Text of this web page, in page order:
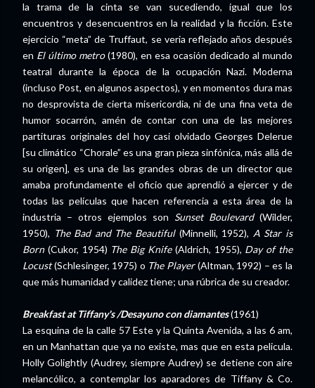
la trama de la cinta se van sucediendo, igual que los
encuentros y desencuentros en la realidad y la ficción. Este
ejercicio “meta” de Truffaut, se veria reflejado años después
en El último metro(1980), en esa ocasión dedicado al mundo
teatral durante la época de la ocupación Nazi. Moderna
(incluso Post, en algunos aspectos), y en momentos dura mas
no desprovista de cierta misericordia, ni de una fina veta de
humor socarrón, amén de contar con una de las mejores
partituras originales del hoy casi olvidado Georges Delerue
[su climático “Chorale” es una gran pieza sinfónica, más allá de
su origen], es una de las grandes obras de un director que
amaba profundamente el oficio que aprendió a ejercer y de
todas las películas que hacen referencia a esta área de la
industria – otros ejemplos son Sunset Boulevard(Wilder,
1950), The Bad and The Beautiful(Minnelli, 1952), A Star is
Born(Cukor, 1954) The Big Knife(Aldrich, 1955), Day of the
Locust(Schlesinger, 1975) o The Player(Altman, 1992) – es la
que más humanidad y calidez tiene; una rúbrica de su creador.
Breakfast at Tiffany's /Desayuno con diamantes(1961)
La esquina de la calle 57 Este y la Quinta Avenida, a las 6 am,
en un Manhattan que ya no existe, mas que en esta pelicula.
Holly Golightly (Audrey, siempre Audrey) se detiene con aire
melancólico, a contemplar los aparadores de Tiffany & Co.